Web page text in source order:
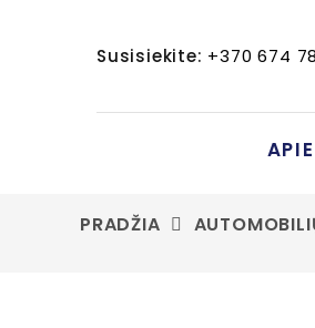
Susisiekite: +370 674
PRADŽIA